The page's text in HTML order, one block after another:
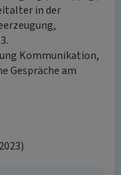
in der
Kommunikation,
Gespräche am